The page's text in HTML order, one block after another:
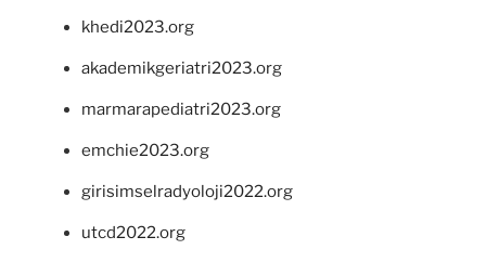
khedi2023.org
akademikgeriatri2023.org
marmarapediatri2023.org
emchie2023.org
girisimselradyoloji2022.org
utcd2022.org